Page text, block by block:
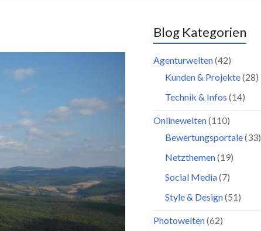
Blog Kategorien
Agenturwelten(42)
Kunden & Projekte(28)
Technik & Infos (14)
Onlinewelten(110)
Bewertungsportale(33)
Netzthemen(19)
Social Media(7)
Style & Design(51)
Photowelten(62)